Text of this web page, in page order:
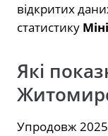
відкритих
статистику
Які
Упродовж